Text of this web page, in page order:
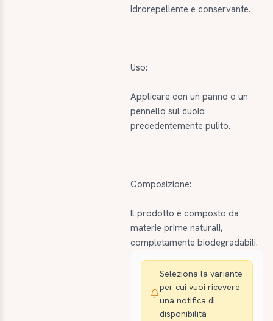
idrorepellente e conservante.
Uso:
Applicare con un panno o un
pennello sul cuoio
precedentemente pulito.
Composizione:
Il prodotto è composto da
materie prime naturali,
completamente biodegradabili.
Seleziona la variante
per cui vuoi ricevere
una notifica di
disponibilità